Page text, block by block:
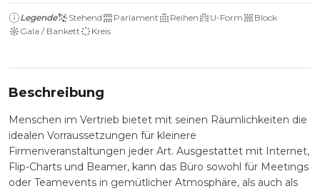
Legende Stehend Parlament Reihen U-Form
Block
Gala / Bankett
Kreis
Beschreibung
Menschen im Vertrieb bietet mit seinen Räumlichkeiten die
idealen Vorraussetzungen für kleinere
Firmenveranstaltungen jeder Art. Ausgestattet mit Internet,
Flip-Charts und Beamer, kann das Büro sowohl für Meetings
oder Teamevents in gemütlicher Atmosphäre, als auch als